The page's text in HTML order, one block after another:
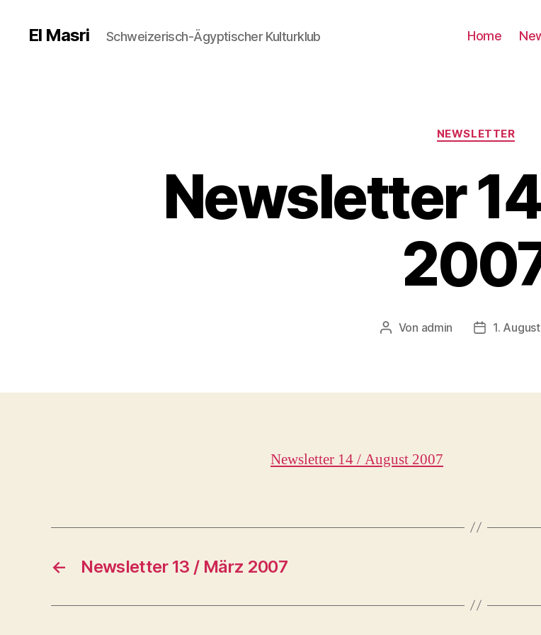
El Masri Schweizerisch-Ägyptischer Kulturklub Home
Kategorien
NEWSLETTER
Newsletter
Beitragsautor
Von admin 1.
Newsletter 14 / August 2007
← Newsletter 13 / März 2007